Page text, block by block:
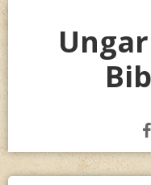
Skip
to